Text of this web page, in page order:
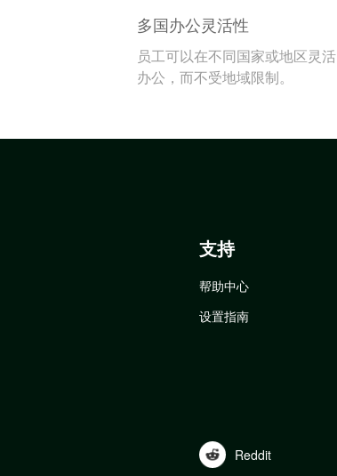
多国办公灵活性
员工可以在不同国家或地区灵活
办公，而不受地域限制。
支持
帮助中心
设置指南
Reddit